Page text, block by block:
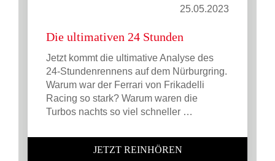
25.05.2023
Die ultimativen 24 Stunden
Jetzt kommt die ultimative Analyse des
24-Stundenrennens auf dem Nürburgring.
Warum war der Ferrari von Frikadelli
Racing so stark? Warum waren die
Turbos nachts so viel schneller …
JETZT REINHÖREN